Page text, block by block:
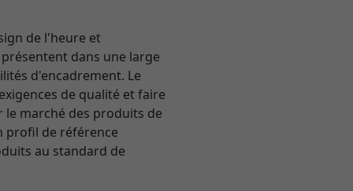
de l'heure et
dans une large
d'encadrement. Le
de qualité et faire
marché des produits de
profil de référence
au standard de